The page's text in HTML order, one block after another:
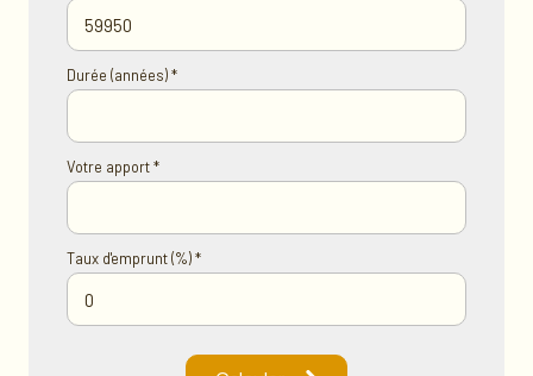
Durée (années) *
Votre apport *
Taux d'emprunt (%) *